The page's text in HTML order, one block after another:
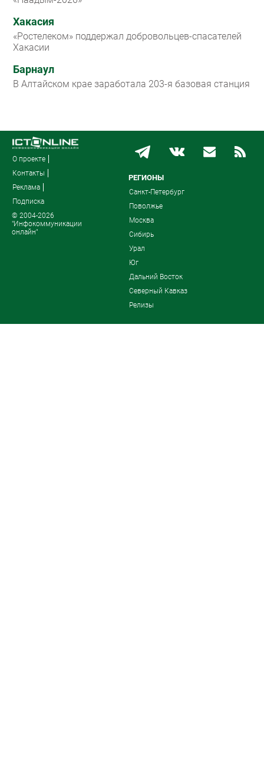
Хакасия
«Ростелеком» поддержал добровольцев-спасателей
Хакасии
Барнаул
В Алтайском крае заработала 203-я базовая станция
О проекте
Контакты
Реклама
Подписка
© 2004-2026
"Инфокоммуникации
онлайн"
РЕГИОНЫ
Санкт-Петербург
Поволжье
Москва
Сибирь
Урал
Юг
Дальний Восток
Северный Кавказ
Релизы